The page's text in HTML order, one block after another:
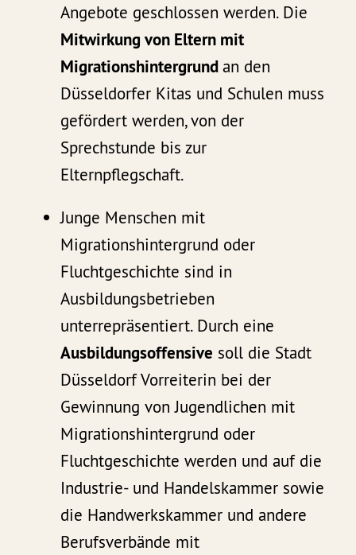
Angebote geschlossen werden. Die
Mitwirkung von Eltern mit
Migrationshintergrundan den
Düsseldorfer Kitas und Schulen muss
gefördert werden, von der
Sprechstunde bis zur
Elternpflegschaft.
Junge Menschen mit
Migrationshintergrund oder
Fluchtgeschichte sind in
Ausbildungsbetrieben
unterrepräsentiert. Durch eine
Ausbildungsoffensive soll die Stadt
Düsseldorf Vorreiterin bei der
Gewinnung von Jugendlichen mit
Migrationshintergrund oder
Fluchtgeschichte werden und auf die
Industrie- und Handelskammer sowie
die Handwerkskammer und andere
Berufsverbände mit